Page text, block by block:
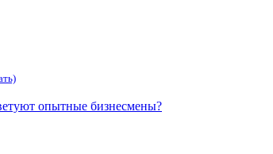
опытные бизнесмены?